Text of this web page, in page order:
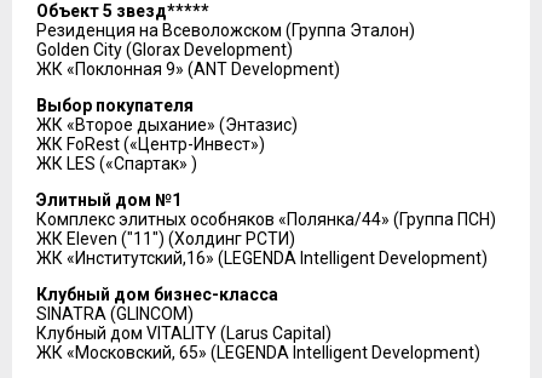
Объект 5 звезд*****
Резиденция на Всеволожском (Группа Эталон)
Golden City (Glorax Development)
ЖК «Поклонная 9» (ANT Development)
Выбор покупателя
ЖК «Второе дыхание» (Энтазис)
ЖК FoRest («Центр-Инвест»)
ЖК LES («Спартак» )
Элитный дом №1
Комплекс элитных особняков «Полянка/44» (Группа ПСН)
ЖК Eleven ("11") (Холдинг РСТИ)
ЖК «Институтский,16» (LEGENDA Intelligent Development)
Клубный дом бизнес-класса
SINATRA (GLINCOM)
Клубный дом VITALITY (Larus Capital)
ЖК «Московский, 65» (LEGENDA Intelligent Development)